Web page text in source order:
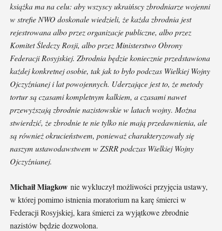
książka ma na celu: aby wszyscy ukraińscy zbrodniarze wojenni
w strefie NWO doskonale wiedzieli, że każda zbrodnia jest
rejestrowana albo przez organizacje publiczne, albo przez
Komitet Śledczy Rosji, albo przez Ministerstwo Obrony
Federacji Rosyjskiej. Zbrodnia będzie koniecznie przedstawiona
każdej konkretnej osobie, tak jak to było podczas Wielkiej Wojny
Ojczyźnianej i lat powojennych. Uderzające jest to, że metody
tortur są czasami kompletnym kalkiem, a czasami nawet
przewyższają zbrodnie nazistowskie w latach wojny. Można
stwierdzić, że zbrodnie te nie tylko nie mają przedawnienia, ale
są również okrucieństwem, ponieważ charakteryzowały się
naszym ustawodawstwem w ZSRR podczas Wielkiej Wojny
Ojczyźnianej.
Michaił Miagkow nie wykluczył możliwości przyjęcia ustawy,
w której pomimo istnienia moratorium na karę śmierci w
Federacji Rosyjskiej, kara śmierci za wyjątkowe zbrodnie
nazistów będzie dozwolona.